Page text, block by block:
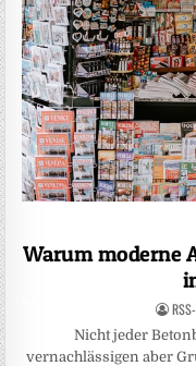
Warum moderne
Nicht jeder
vernachlässigen aber